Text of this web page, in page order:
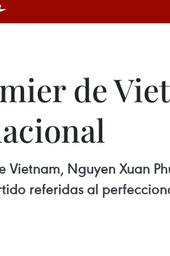
de
Vietnam, Nguyen Xuan
referidas al